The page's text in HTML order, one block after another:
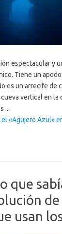
espectacular y
Tiene un
es un arrecife de
vertical en la
el «Agujero Azul»
que
usan